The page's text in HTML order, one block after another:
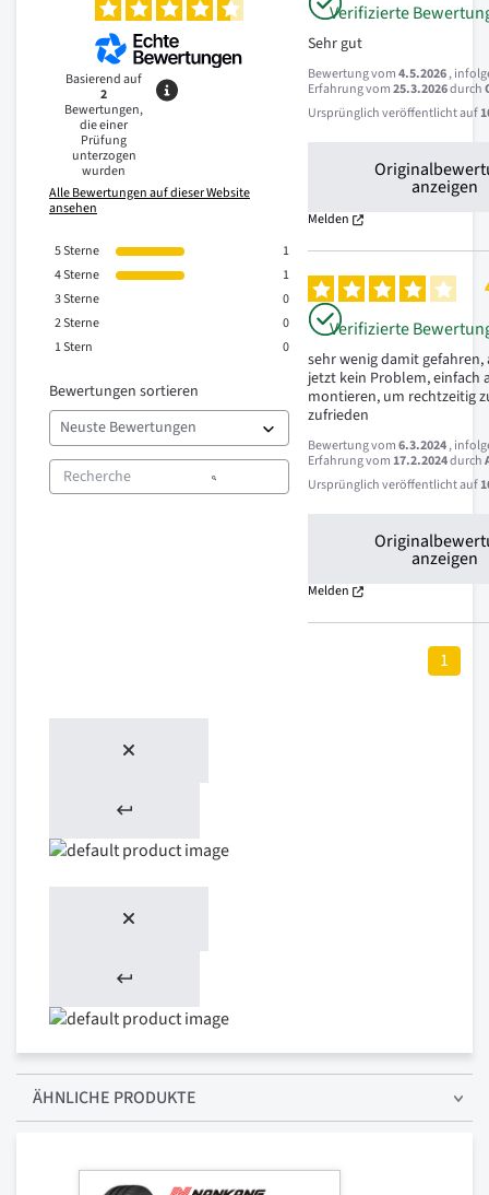
Basierend auf
2
Bewertungen,
die einer
Prüfung
unterzogen
wurden
Alle Bewertungen auf dieser Website
ansehen
5Sterne
1
4Sterne
1
3Sterne
0
2Sterne
0
1Stern 0
Bewertungen sortieren
Verifizierte
Sehr gut
Bewertung vom4.5.2026,
Erfahrung vom25.3.2026durch
Ursprünglich veröffentlicht auf
anzeigen
Melden
Verifizierte
sehr wenig damit gefahren,
jetzt kein Problem, einfach
montieren, um rechtzeitig
zufrieden
Bewertung vom6.3.2024,
Erfahrung vom17.2.2024durch
Ursprünglich veröffentlicht auf
anzeigen
Melden
1
ÄHNLICHE PRODUKTE